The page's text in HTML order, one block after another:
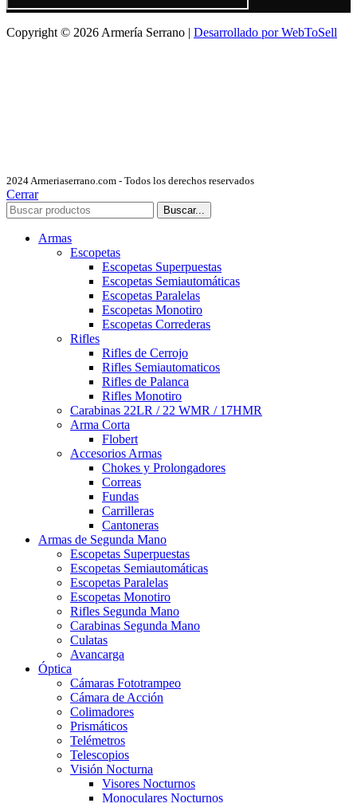
Copyright © 2026 Armería Serrano | Desarrollado por WebToSell
2024 Armeriaserrano.com - Todos los derechos reservados
Cerrar
Buscar...
Armas
Escopetas
Escopetas Superpuestas
Escopetas Semiautomáticas
Escopetas Paralelas
Escopetas Monotiro
Escopetas Correderas
Rifles
Rifles de Cerrojo
Rifles Semiautomaticos
Rifles de Palanca
Rifles Monotiro
Carabinas 22LR / 22 WMR / 17HMR
Arma Corta
Flobert
Accesorios Armas
Chokes y Prolongadores
Correas
Fundas
Carrilleras
Cantoneras
Armas de Segunda Mano
Escopetas Superpuestas
Escopetas Semiautomáticas
Escopetas Paralelas
Escopetas Monotiro
Rifles Segunda Mano
Carabinas Segunda Mano
Culatas
Avancarga
Óptica
Cámaras Fototrampeo
Cámara de Acción
Colimadores
Prismáticos
Telémetros
Telescopios
Visión Nocturna
Visores Nocturnos
Monoculares Nocturnos